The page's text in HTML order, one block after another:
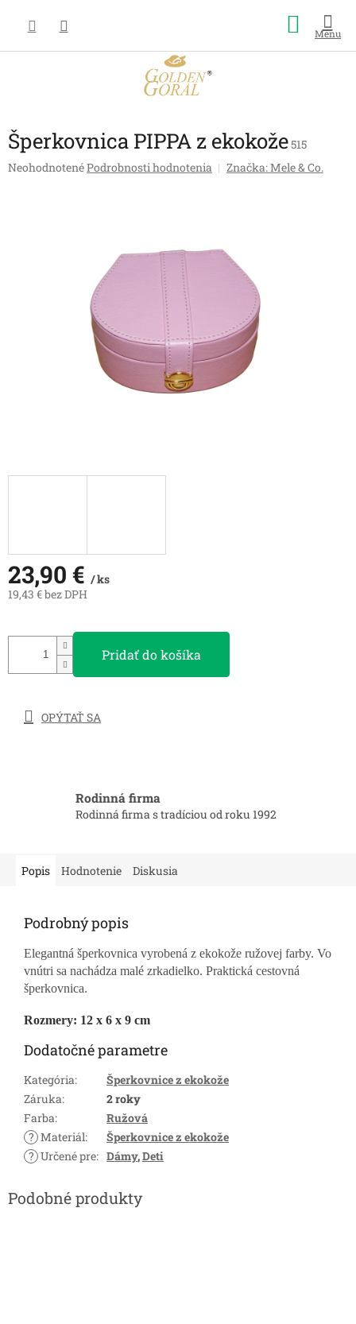
obsah
košík
Šperkovnica PIPPA z ekokože515
Priemerné
NeohodnotenéPodrobnosti hodnotenia Značka:Mele & Co.
23,90 € / ks
19,43 € bez DPH
Pridať do košíka
OPÝTAŤ SA
Rodinná firma
Rodinná firma s tradíciou od roku 1992
Popis Hodnotenie Diskusia
Podrobný popis
Elegantná šperkovnica vyrobená z ekokože ružovej farby. Vo
vnútri sa nachádza malé zrkadielko. Praktická cestovná
šperkovnica.
Rozmery: 12 x 6 x 9 cm
Dodatočné parametre
Kategória:
Šperkovnice z ekokože
Záruka:
2 roky
Farba:
Ružová
? Materiál:
Šperkovnice z ekokože
? Určené pre: Dámy,Deti